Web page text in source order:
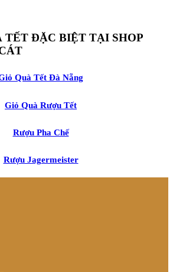
TẾT ĐẶC BIỆT TẠI SHOP
Quà Tết Đà Nẵng
Giỏ Quà Rượu Tết
Rượu Pha Chế
Rượu Jagermeister